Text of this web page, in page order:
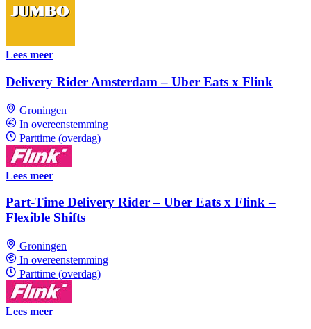
Lees meer
Delivery Rider Amsterdam – Uber Eats x Flink
Groningen
In overeenstemming
Parttime (overdag)
Lees meer
Part-Time Delivery Rider – Uber Eats x Flink –
Flexible Shifts
Groningen
In overeenstemming
Parttime (overdag)
Lees meer